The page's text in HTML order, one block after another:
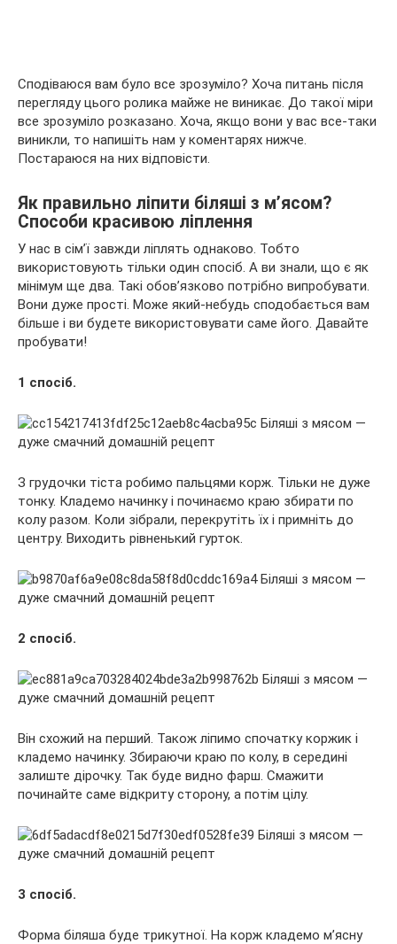
Сподіваюся вам було все зрозуміло? Хоча питань після
перегляду цього ролика майже не виникає. До такої міри
все зрозуміло розказано. Хоча, якщо вони у вас все-таки
виникли, то напишіть нам у коментарях нижче.
Постараюся на них відповісти.
Як правильно ліпити біляші з м’ясом?
Способи красивою ліплення
У нас в сім’ї завжди ліплять однаково. Тобто
використовують тільки один спосіб. А ви знали, що є як
мінімум ще два. Такі обов’язково потрібно випробувати.
Вони дуже прості. Може який-небудь сподобається вам
більше і ви будете використовувати саме його. Давайте
пробувати!
1 спосіб.
З грудочки тіста робимо пальцями корж. Тільки не дуже
тонку. Кладемо начинку і починаємо краю збирати по
колу разом. Коли зібрали, перекрутіть їх і примніть до
центру. Виходить рівненький гурток.
2 спосіб.
Він схожий на перший. Також ліпимо спочатку коржик і
кладемо начинку. Збираючи краю по колу, в середині
залиште дірочку. Так буде видно фарш. Смажити
починайте саме відкриту сторону, а потім цілу.
3 спосіб.
Форма біляша буде трикутної. На корж кладемо м’ясну